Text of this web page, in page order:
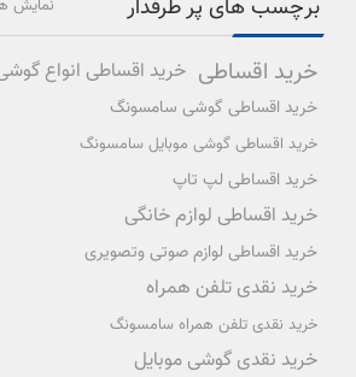
برچسب های پر طرفدار
خرید اقساطی خرید اقساطی انواع
خرید اقساطی گوشی سامسونگ
خرید اقساطی گوشی موبایل سامسونگ
خرید اقساطی لپ تاپ
خرید اقساطی لوازم خانگی
خرید اقساطی لوازم صوتی وتصویری
خرید نقدی تلفن همراه
خرید نقدی تلفن همراه سامسونگ
خرید نقدی گوشی موبایل
نمایش